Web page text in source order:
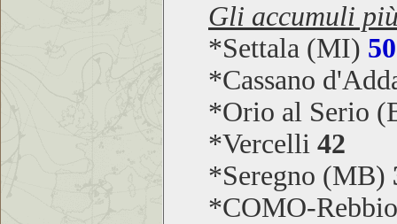
Gli accumuli
*Settala (MI) 50
*Cassano
*Orio al Serio
*Vercelli 42
*Seregno (MB)
*COMO-